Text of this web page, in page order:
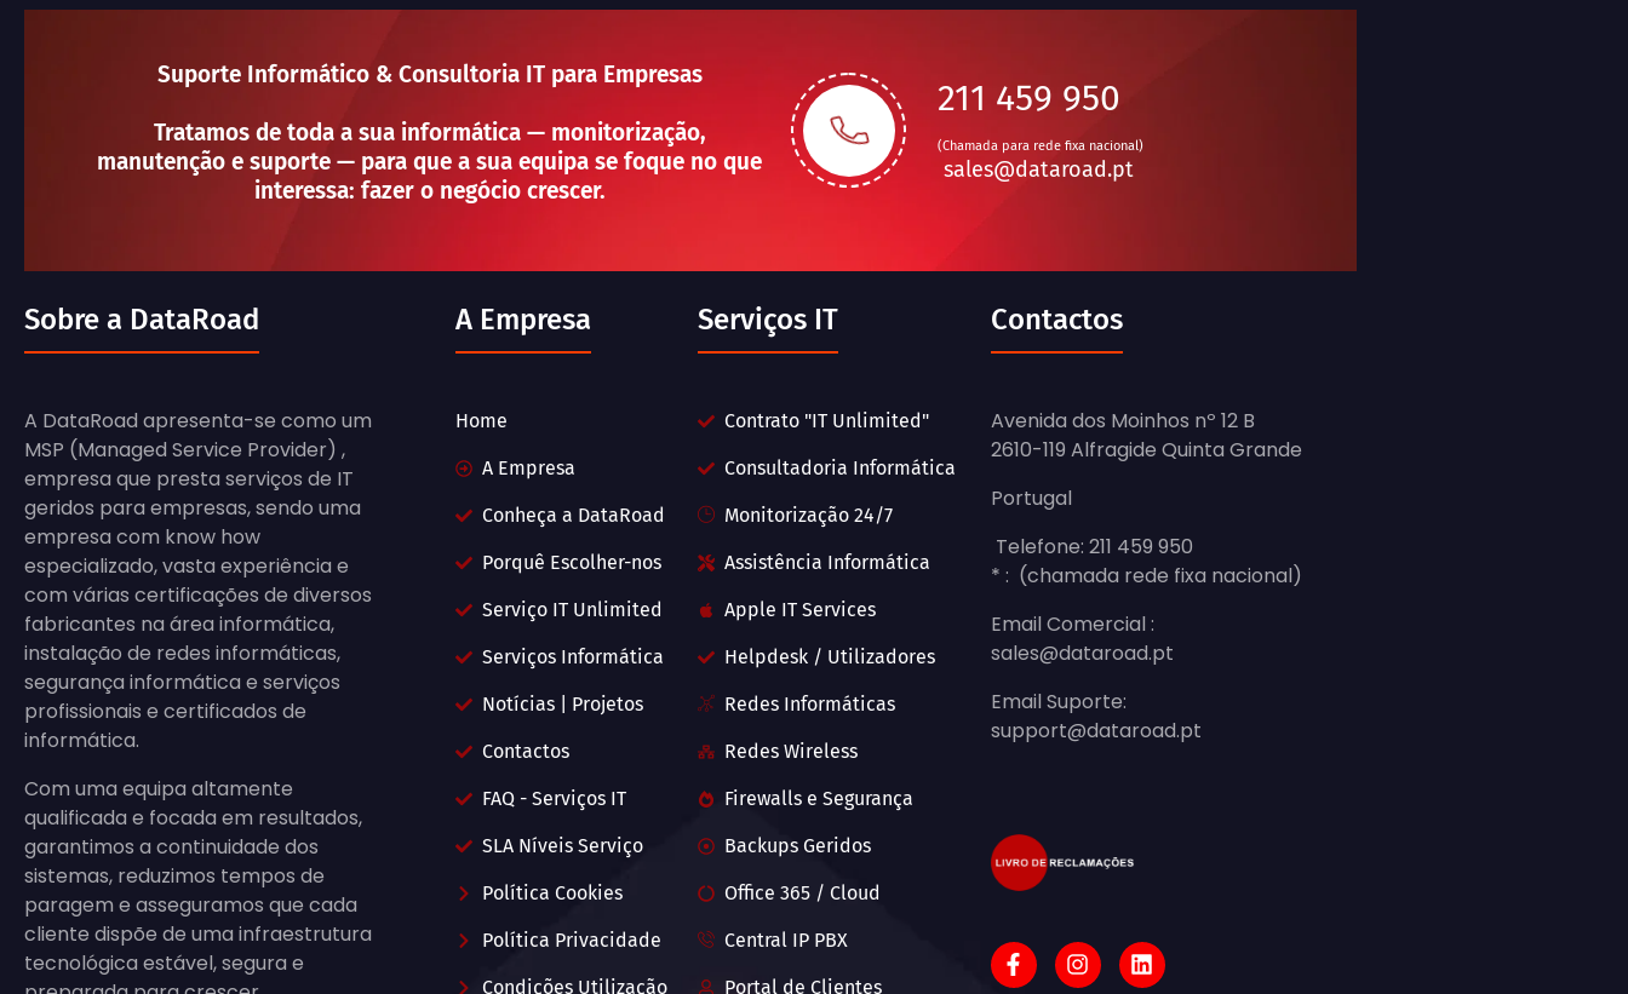
Suporte Informático & Consultoria IT para Empresas
Tratamos de toda a sua informática — monitorização,
manutenção e suporte — para que a sua equipa se foque no que
interessa: fazer o negócio crescer.
211 459 950
(Chamada para rede fixa nacional)
sales@dataroad.pt
Sobre a DataRoad
A DataRoad apresenta-se como um
MSP (Managed Service Provider) ,
empresa que presta serviços de IT
geridos para empresas, sendo uma
empresa com know how
especializado, vasta experiência e
com várias certificações de diversos
fabricantes na área informática,
instalação de redes informáticas,
segurança informática e serviços
profissionais e certificados de
informática.
Com uma equipa altamente
qualificada e focada em resultados,
garantimos a continuidade dos
sistemas, reduzimos tempos de
paragem e asseguramos que cada
cliente dispõe de uma infraestrutura
tecnológica estável, segura e
A Empresa
Home
A Empresa
Conheça a DataRoad
Porquê Escolher-nos
Serviço IT Unlimited
Serviços Informática
Notícias | Projetos
Contactos
FAQ - Serviços IT
SLA Níveis Serviço
Política Cookies
Política Privacidade
Condições Utilização
Serviços IT
Contrato "IT Unlimited"
Consultadoria Informática
Monitorização 24/7
Assistência Informática
Apple IT Services
Helpdesk / Utilizadores
Redes Informáticas
Redes Wireless
Firewalls e Segurança
Backups Geridos
Office 365 / Cloud
Central IP PBX
Portal de Clientes
Contactos
Avenida dos Moinhos nº 12 B
2610-119 Alfragide Quinta Grande
Portugal
Telefone: 211 459 950
* : (chamada rede fixa nacional)
Email Comercial :
sales@dataroad.pt
Email Suporte:
support@dataroad.pt